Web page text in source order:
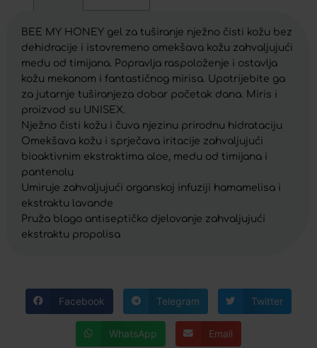
BEE MY HONEY gel za tuširanje nježno čisti kožu bez
dehidracije i istovremeno omekšava kožu zahvaljujući
medu od timijana. Popravlja raspoloženje i ostavlja
kožu mekanom i fantastičnog mirisa. Upotrijebite ga
za jutarnje tuširanjeza dobar početak dana. Miris i
proizvod su UNISEX.
Nježno čisti kožu i čuva njezinu prirodnu hidrataciju
Omekšava kožu i sprječava iritacije zahvaljujući
bioaktivnim ekstraktima aloe, medu od timijana i
pantenolu
Umiruje zahvaljujući organskoj infuziji hamamelisa i
ekstraktu lavande
Pruža blago antiseptičko djelovanje zahvaljujući
ekstraktu propolisa
Facebook Telegram Twitter
WhatsApp Email